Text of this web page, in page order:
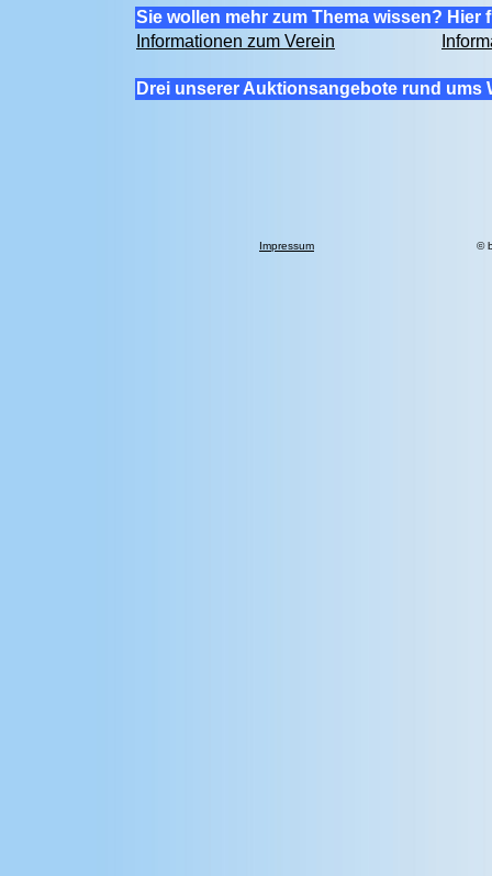
Sie wollen mehr zum Thema wissen? Hier
Informationen zum Verein
Drei unserer Auktionsangebote rund ums
Impressum ©